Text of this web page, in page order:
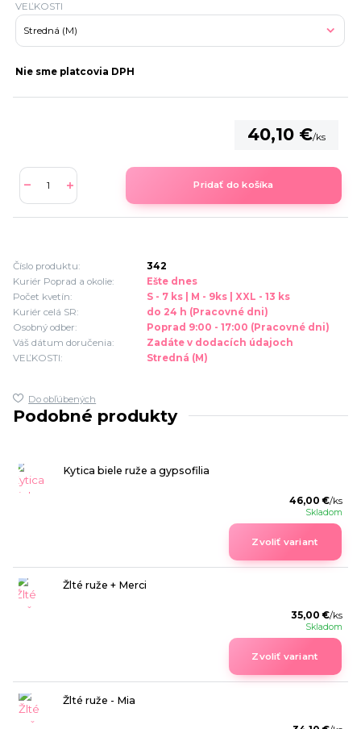
VEĽKOSTI
Nie sme platcovia DPH
40,10 €/ks
Pridať do košíka
Číslo produktu:
342
Kuriér Poprad a okolie:
Ešte dnes
Počet kvetín:
S - 7 ks | M - 9ks | XXL - 13 ks
Kuriér celá SR:
do 24 h (Pracovné dni)
Osobný odber:
Poprad 9:00 - 17:00 (Pracovné dni)
Váš dátum doručenia:
Zadáte v dodacích údajoch
VEĽKOSTI:
Stredná (M)
Do obľúbených
Podobné produkty
Kytica biele ruže a gypsofilia
46,00 €/ks
Skladom
Zvoliť variant
Žlté ruže + Merci
35,00 €/ks
Skladom
Zvoliť variant
Žlté ruže - Mia